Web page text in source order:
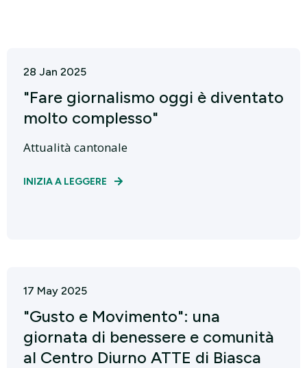
28 Jan 2025
"Fare giornalismo oggi è diventato
molto complesso"
Attualità cantonale
INIZIA A LEGGERE
17 May 2025
"Gusto e Movimento": una
giornata di benessere e comunità
al Centro Diurno ATTE di Biasca